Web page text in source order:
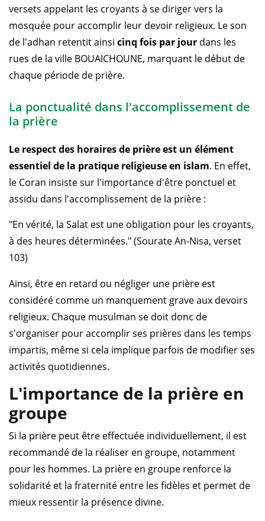
versets appelant les croyants à se diriger vers la
mosquée pour accomplir leur devoir religieux. Le son
de l'adhan retentit ainsi cinq fois par jour dans les
rues de la ville BOUAICHOUNE, marquant le début de
chaque période de prière.
La ponctualité dans l'accomplissement de
la prière
Le respect des horaires de prière est un élément
essentiel de la pratique religieuse en islam. En effet,
le Coran insiste sur l'importance d'être ponctuel et
assidu dans l'accomplissement de la prière :
"En vérité, la Salat est une obligation pour les croyants,
à des heures déterminées." (Sourate An-Nisa, verset
103)
Ainsi, être en retard ou négliger une prière est
considéré comme un manquement grave aux devoirs
religieux. Chaque musulman se doit donc de
s'organiser pour accomplir ses prières dans les temps
impartis, même si cela implique parfois de modifier ses
activités quotidiennes.
L'importance de la prière en
groupe
Si la prière peut être effectuée individuellement, il est
recommandé de la réaliser en groupe, notamment
pour les hommes. La prière en groupe renforce la
solidarité et la fraternité entre les fidèles et permet de
mieux ressentir la présence divine.